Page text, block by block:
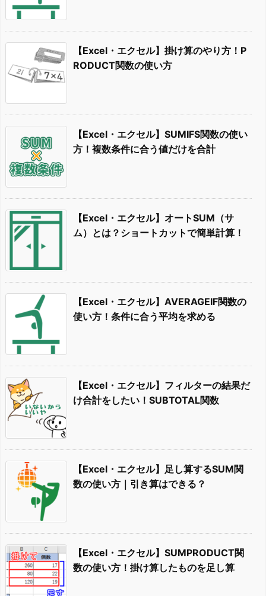
【Excel・エクセル】掛け算のやり方！P
RODUCT関数の使い方
【Excel・エクセル】SUMIFS関数の使い
方！複数条件に合う値だけを合計
【Excel・エクセル】オートSUM（サ
ム）とは？ショートカットで簡単計算！
【Excel・エクセル】AVERAGEIF関数の
使い方！条件に合う平均を求める
【Excel・エクセル】フィルターの結果だ
け合計をしたい！SUBTOTAL関数
【Excel・エクセル】足し算するSUM関
数の使い方｜引き算はできる？
【Excel・エクセル】SUMPRODUCT関
数の使い方！掛け算したものを足し算